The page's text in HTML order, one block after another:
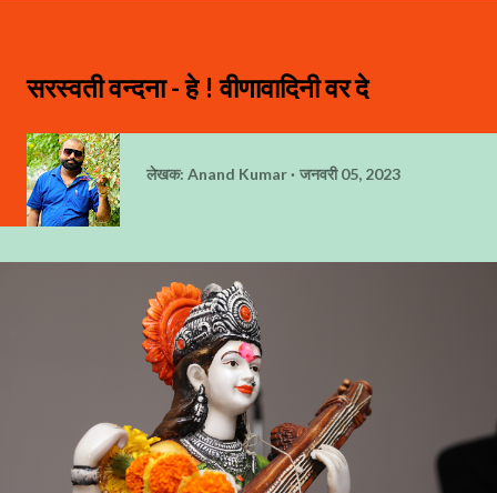
सरस्वती वन्दना - हे ! वीणावादिनी वर दे
लेखक: Anand Kumar जनवरी 05, 2023